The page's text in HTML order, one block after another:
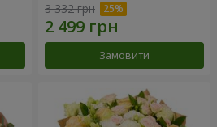
3 332 грн
Замовити